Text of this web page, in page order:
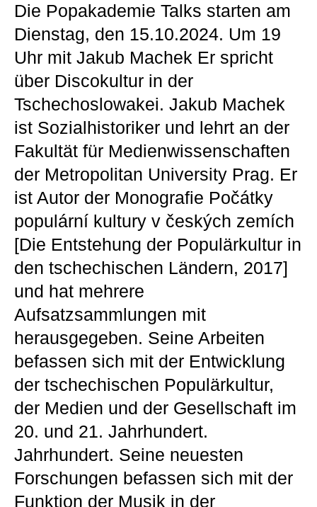
Die Popakademie Talks starten am
Dienstag, den 15.10.2024. Um 19
Uhr mit Jakub Machek Er spricht
über Discokultur in der
Tschechoslowakei. Jakub Machek
ist Sozialhistoriker und lehrt an der
Fakultät für Medienwissenschaften
der Metropolitan University Prag. Er
ist Autor der Monografie Počátky
populární kultury v českých zemích
[Die Entstehung der Populärkultur in
den tschechischen Ländern, 2017]
und hat mehrere
Aufsatzsammlungen mit
herausgegeben. Seine Arbeiten
befassen sich mit der Entwicklung
der tschechischen Populärkultur,
der Medien und der Gesellschaft im
20. und 21. Jahrhundert.
Jahrhundert. Seine neuesten
Forschungen befassen sich mit der
Funktion der Musik in der